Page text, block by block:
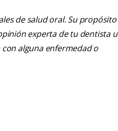
de salud oral. Su propósito
experta de tu dentista u
alguna enfermedad o